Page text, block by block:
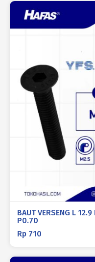
BAUT VERSENG L
P0.70
Rp 710